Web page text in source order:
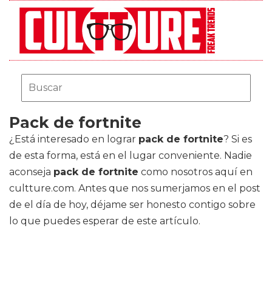
Pack de fortnite
¿Está interesado en lograr pack de fortnite? Si es
de esta forma, está en el lugar conveniente. Nadie
aconseja pack de fortnite como nosotros aquí en
cultture.com. Antes que nos sumerjamos en el post
de el día de hoy, déjame ser honesto contigo sobre
lo que puedes esperar de este artículo.